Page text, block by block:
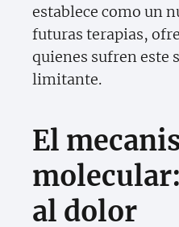
establece como un
futuras terapias,
quienes sufren este
limitante.
El
al dolor